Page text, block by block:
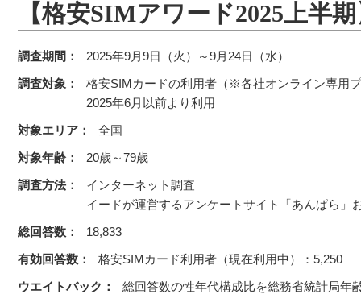
【格安SIMアワード2025上半
調査期間：
2025年9月9日（火）～9月24日（水）
調査対象：
格安SIMカードの利用者（※各社オンライン専用
2025年6月以前より利用
対象エリア：
全国
対象年齢：
20歳～79歳
調査方法：
インターネット調査
イードが運営するアンケートサイト「あんぱら」
総回答数：
18,833
有効回答数：
格安SIMカード利用者（現在利用中）：5,250
ウエイトバック：
総回答数の性年代構成比を総務省統計局年